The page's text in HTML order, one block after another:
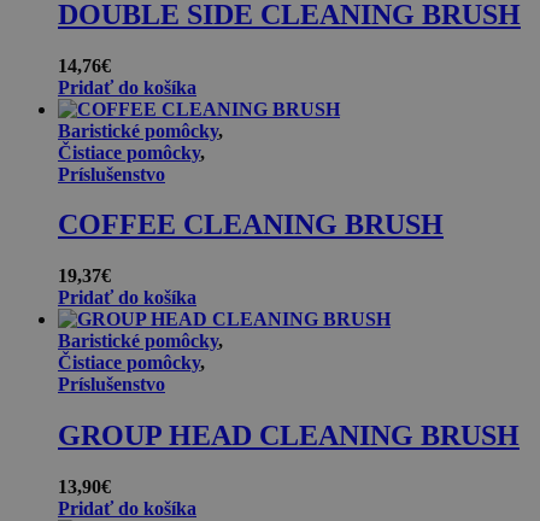
DOUBLE SIDE CLEANING BRUSH
14,76€
Pridať do košíka
Baristické pomôcky,
Čistiace pomôcky,
Príslušenstvo
COFFEE CLEANING BRUSH
19,37€
Pridať do košíka
Baristické pomôcky,
Čistiace pomôcky,
Príslušenstvo
GROUP HEAD CLEANING BRUSH
13,90€
Pridať do košíka